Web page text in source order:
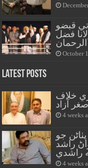
قبضو
فضل
الرحمان
October
Latest Posts
خلاف
آزاد
4 weeks
جو
راشد
راشدي
4 weeks